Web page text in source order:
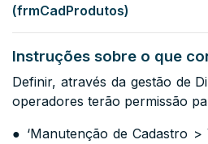
(frmCadProdutos)
Instruções sobre o que
Definir, através da gestão de
operadores terão permissão
● ‘Manutenção de Cadastro >